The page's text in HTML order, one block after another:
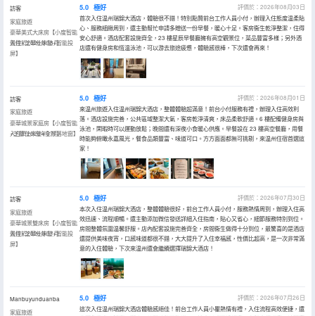
訪客
家庭旅遊
豪華美式大床房【小度智能
聲控+芝華仕床墊+智能投
屏】
入住於2026年08月
5.0 極好
評價於：2026年08月03日
首次入住温州瑞錦大酒店，體驗很不錯！特別點贊前台工作人員小付，辦理入住態度温柔貼
心、服務細緻周到，還主動幫忙申請多贈送一份早餐，暖心十足。客房衞生乾淨整潔，住得
安心舒適。酒店配套設施齊全，23 樓星辰早餐廳擁有高空觀景位，菜品豐富多樣；另外酒
店還有健身房和恆温泳池，可以游去旅途疲憊，體驗感很棒，下次還會再來！
訪客
家庭旅遊
豪華城景家庭房【小度智能
+芝華仕床墊+全景落地窗】
入住於2026年07月
5.0 極好
評價於：2026年08月01日
來温州旅遊入住温州瑞錦大酒店，整體體驗超滿意！前台小付服務有禮，辦理入住高效利
落。酒店設施完善，公共區域整潔大氣，客房乾淨清爽，床品柔軟舒適。6 樓配備健身房與
泳池，閑暇時可以運動放鬆；晚間還有深夜小食暖心供應。早餐設在 23 樓高空餐廳，用餐
時能夠俯瞰永嘉風光，餐食品類豐富、味道可口。方方面面都無可挑剔，來温州住宿首選這
家！
訪客
家庭旅遊
豪華城景雙床房【小度智能
聲控+芝華仕床墊+智能投
屏】
入住於2026年07月
5.0 極好
評價於：2026年07月30日
本次入住温州瑞錦大酒店，整體體驗很好，前台工作人員小付，服務熱情周到，辦理入住高
效迅速、流程順暢。還主動添加微信發送詳細入住指南，貼心又省心，細節服務特別到位。
房間整體氛圍温馨舒服。店內配套設施完善齊全，房間衞生做得十分到位，最驚喜的是酒店
還提供美味夜宵，口感味道都很不錯，大大提升了入住幸福感，性價比超高，是一次非常滿
意的入住體驗，下次來温州還會繼續選擇瑞錦大酒店！
Manbuyunduanba
家庭旅遊
5.0 極好
評價於：2026年07月26日
這次入住温州瑞錦大酒店體驗感絕佳！前台工作人員小瞿熱情有禮，入住流程高效便捷，還